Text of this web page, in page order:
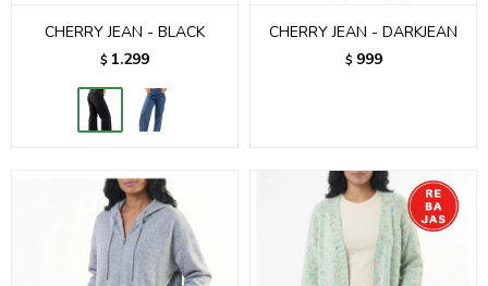
CHERRY JEAN - BLACK
$ 1.299
CHERRY JEAN - DARKJEAN
$ 999